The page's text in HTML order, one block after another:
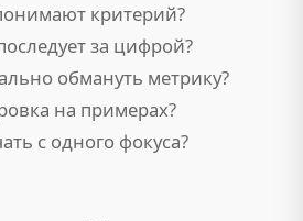
критерий?
за цифрой?
обмануть метрику?
на примерах?
с одного фокуса?